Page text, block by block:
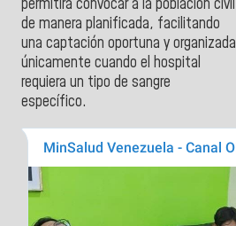
permitirá convocar a la población civil
de manera planificada, facilitando
una captación oportuna y organizada
únicamente cuando el hospital
requiera un tipo de sangre
específico.